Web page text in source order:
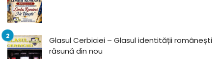
Glasul Cerbiciei – Glasul identității românești
răsună din nou